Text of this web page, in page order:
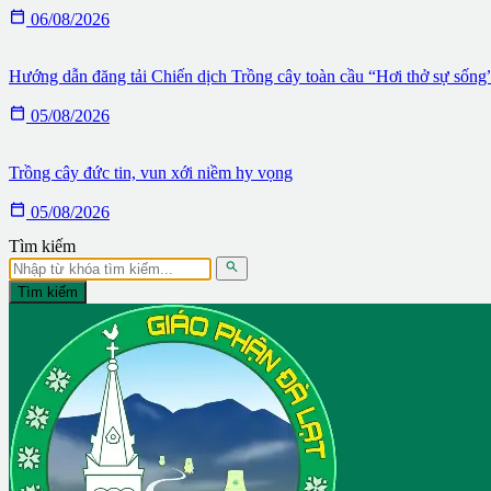
 06/08/2026
Hướng dẫn đăng tải Chiến dịch Trồng cây toàn cầu “Hơi thở sự
 05/08/2026
Trồng cây đức tin, vun xới niềm hy vọng
 05/08/2026
Tìm kiếm

Tìm kiếm